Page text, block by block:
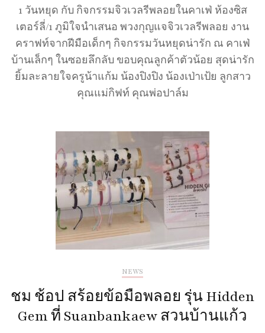
1 วันหยุด กับ กิจกรรมจิวเวลรีพลอยในคาเฟ่ ห้องซิส
เตอร์ลี่/1 ภูมิใจนำเสนอ พวงกุญแจจิวเวลรีพลอย งาน
คราฟท์จากฝีมือเด็กๆ กิจกรรมวันหยุดน่ารัก ณ คาเฟ่
บ้านเล็กๆ ในซอยลึกลับ ขอบคุณลูกค้าตัวน้อย สุดน่ารัก
ยิ้มละลายใจครูน้าแก้ม น้องปิงปิง น้องเป่าเป้ย ลูกสาว
คุณแม่กิฟท์ คุณพ่อปาล์ม
NEWS
ชม ช้อป สร้อยข้อมือพลอย รุ่น Hidden
Gem ที่ Suanbankaew สวนบ้านแก้ว